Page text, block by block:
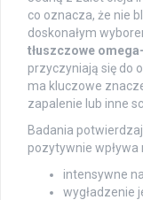
co oznacza, że nie
doskonałym
tłuszczowe
przyczyniają się do
ma kluczowe
zapalenie lub inne
Badania
pozytywnie wpływa
intensywne
wygładzenie